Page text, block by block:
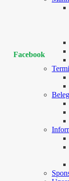
Facebook